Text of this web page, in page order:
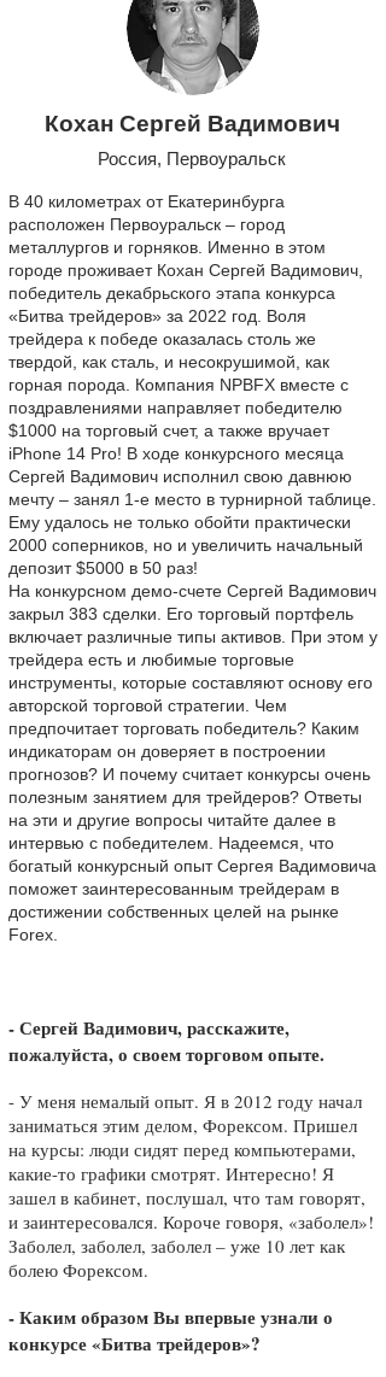
Кохан Сергей Вадимович
Россия, Первоуральск
В 40 километрах от Екатеринбурга
расположен Первоуральск – город
металлургов и горняков. Именно в этом
городе проживает Кохан Сергей Вадимович,
победитель декабрьского этапа конкурса
«Битва трейдеров» за 2022 год. Воля
трейдера к победе оказалась столь же
твердой, как сталь, и несокрушимой, как
горная порода. Компания NPBFX вместе с
поздравлениями направляет победителю
$1000 на торговый счет, а также вручает
iPhone 14 Pro! В ходе конкурсного месяца
Сергей Вадимович исполнил свою давнюю
мечту – занял 1-е место в турнирной таблице.
Ему удалось не только обойти практически
2000 соперников, но и увеличить начальный
депозит $5000 в 50 раз!
На конкурсном демо-счете Сергей Вадимович
закрыл 383 сделки. Его торговый портфель
включает различные типы активов. При этом у
трейдера есть и любимые торговые
инструменты, которые составляют основу его
авторской торговой стратегии. Чем
предпочитает торговать победитель? Каким
индикаторам он доверяет в построении
прогнозов? И почему считает конкурсы очень
полезным занятием для трейдеров? Ответы
на эти и другие вопросы читайте далее в
интервью с победителем. Надеемся, что
богатый конкурсный опыт Сергея Вадимовича
поможет заинтересованным трейдерам в
достижении собственных целей на рынке
Forex.
- Сергей Вадимович, расскажите,
пожалуйста, о своем торговом опыте.
- У меня немалый опыт. Я в 2012 году начал
заниматься этим делом, Форексом. Пришел
на курсы: люди сидят перед компьютерами,
какие-то графики смотрят. Интересно! Я
зашел в кабинет, послушал, что там говорят,
и заинтересовался. Короче говоря, «заболел»!
Заболел, заболел, заболел – уже 10 лет как
болею Форексом.
- Каким образом Вы впервые узнали о
конкурсе «Битва трейдеров»?